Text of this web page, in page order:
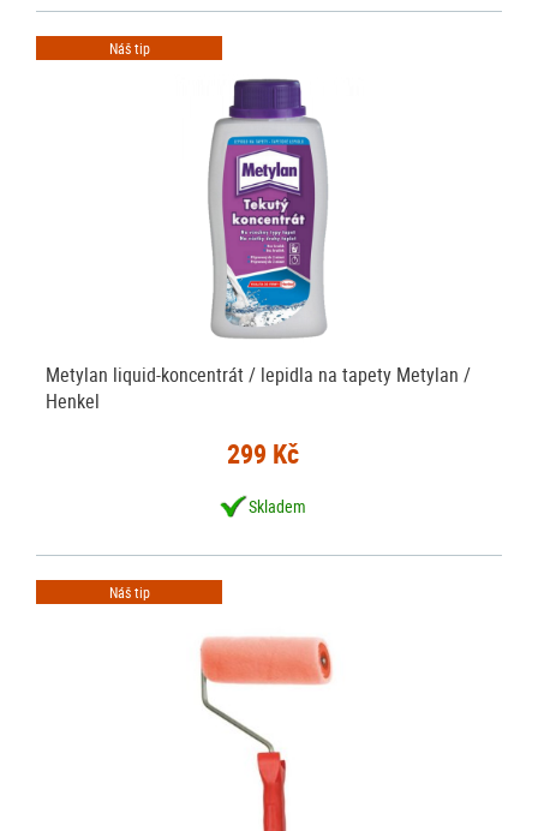
Náš tip
Metylan liquid-koncentrát / lepidla na tapety Metylan /
Henkel
299 Kč
Skladem
Náš tip